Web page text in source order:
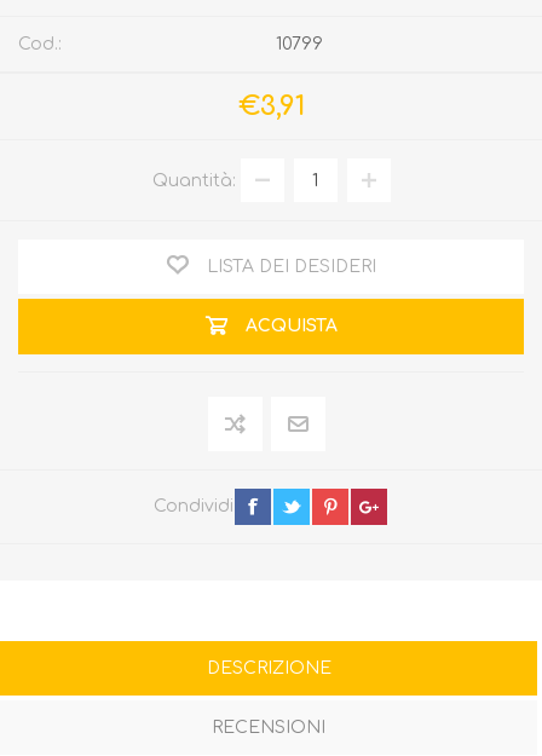
Cod.: 10799
€3,91
Quantità:
LISTA DEI DESIDERI
ACQUISTA
Condividi
DESCRIZIONE
RECENSIONI